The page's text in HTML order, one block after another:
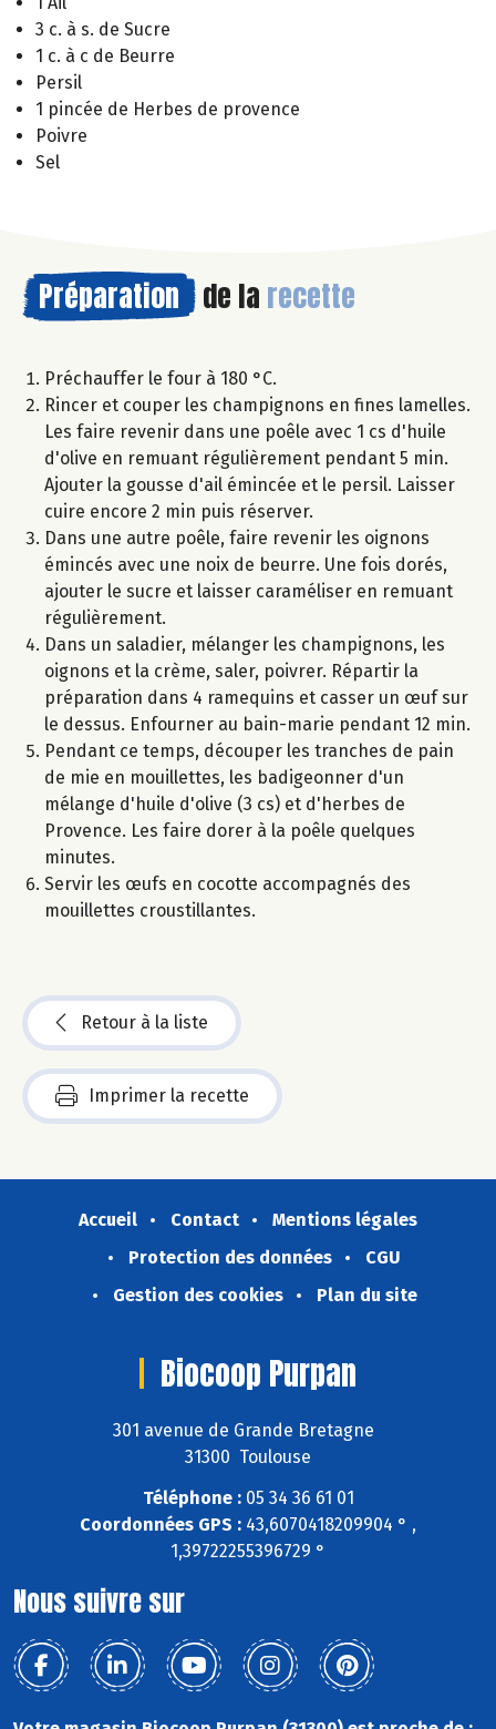
3 c. à s. de Sucre
1 c. à c de Beurre
Persil
1 pincée de Herbes de provence
Poivre
Sel
Préparation de la recette
Préchauffer le four à 180 °C.
Rincer et couper les champignons en fines lamelles.
Les faire revenir dans une poêle avec 1 cs d'huile
d'olive en remuant régulièrement pendant 5 min.
Ajouter la gousse d'ail émincée et le persil. Laisser
cuire encore 2 min puis réserver.
Dans une autre poêle, faire revenir les oignons
émincés avec une noix de beurre. Une fois dorés,
ajouter le sucre et laisser caraméliser en remuant
régulièrement.
Dans un saladier, mélanger les champignons, les
oignons et la crème, saler, poivrer. Répartir la
préparation dans 4 ramequins et casser un œuf sur
le dessus. Enfourner au bain-marie pendant 12 min.
Pendant ce temps, découper les tranches de pain
de mie en mouillettes, les badigeonner d'un
mélange d'huile d'olive (3 cs) et d'herbes de
Provence. Les faire dorer à la poêle quelques
minutes.
Servir les œufs en cocotte accompagnés des
mouillettes croustillantes.
Retour à la liste
Imprimer la recette
Accueil Contact
Mentions légales
Protection des données
CGU
Gestion des cookies
Plan du site
Biocoop Purpan
301 avenue de Grande Bretagne
31300 Toulouse
Téléphone :05 34 36 61 01
Coordonnées GPS : 43,6070418209904 ° ,
1,39722255396729 °
Nous suivre sur